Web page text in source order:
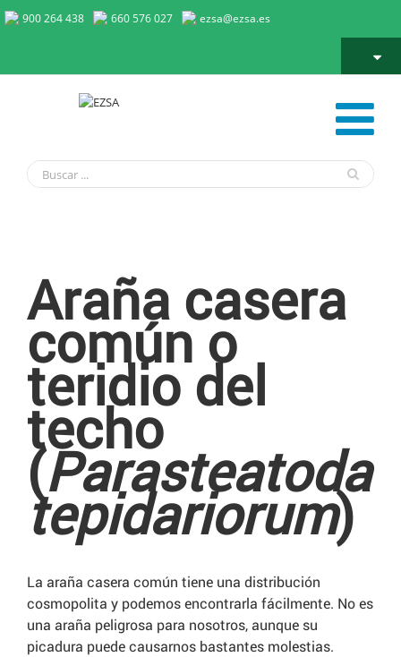
900 264 438 660 576 027 ezsa@ezsa.es
Araña casera
común o
teridio del
techo
(Parasteatoda
tepidariorum)
La araña casera común tiene una distribución
cosmopolita y podemos encontrarla fácilmente. No es
una araña peligrosa para nosotros, aunque su
picadura puede causarnos bastantes molestias.